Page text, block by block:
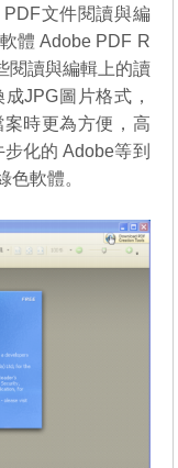
文件閱讀與編
體 Adobe PDF R
閱讀與編輯上的讀
JPG圖片格式，
時更為方便，高
化的 Adobe等到
色軟體。